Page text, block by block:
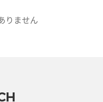
りません